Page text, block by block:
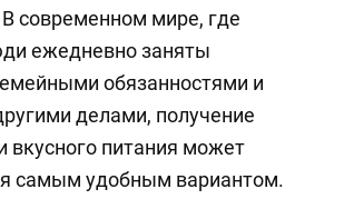
современном мире, где
ежедневно заняты
обязанностями и
делами, получение
вкусного питания может
самым удобным вариантом.